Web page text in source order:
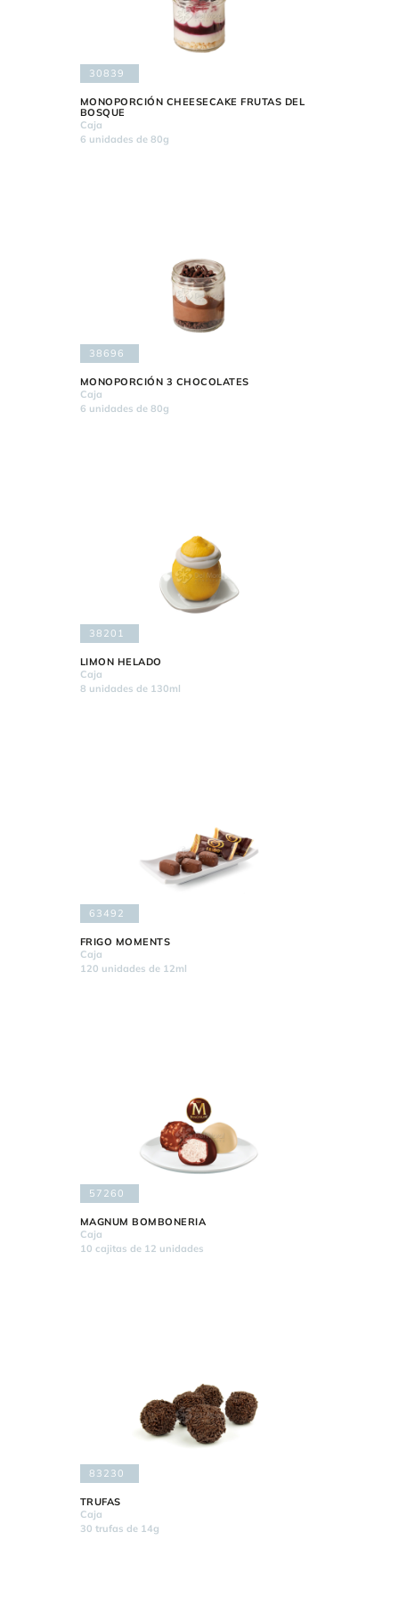
30839
MONOPORCIÓN CHEESECAKE FRUTAS DEL
BOSQUE
Caja
6 unidades de 80g
38696
MONOPORCIÓN 3 CHOCOLATES
Caja
6 unidades de 80g
38201
LIMON HELADO
Caja
8 unidades de 130ml
63492
FRIGO MOMENTS
Caja
120 unidades de 12ml
57260
MAGNUM BOMBONERIA
Caja
10 cajitas de 12 unidades
83230
TRUFAS
Caja
30 trufas de 14g